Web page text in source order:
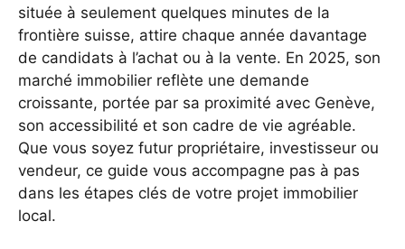
située à seulement quelques minutes de la
frontière suisse, attire chaque année davantage
de candidats à l’achat ou à la vente. En 2025, son
marché immobilier reflète une demande
croissante, portée par sa proximité avec Genève,
son accessibilité et son cadre de vie agréable.
Que vous soyez futur propriétaire, investisseur ou
vendeur, ce guide vous accompagne pas à pas
dans les étapes clés de votre projet immobilier
local.